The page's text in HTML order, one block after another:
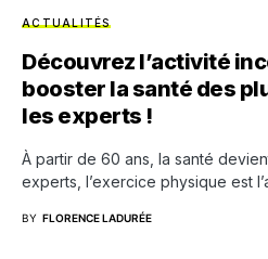
ACTUALITÉS
Découvrez l’activité
booster la santé des
les experts !
À partir de 60 ans, la santé
experts, l’exercice physique est
BY FLORENCE LADURÉE